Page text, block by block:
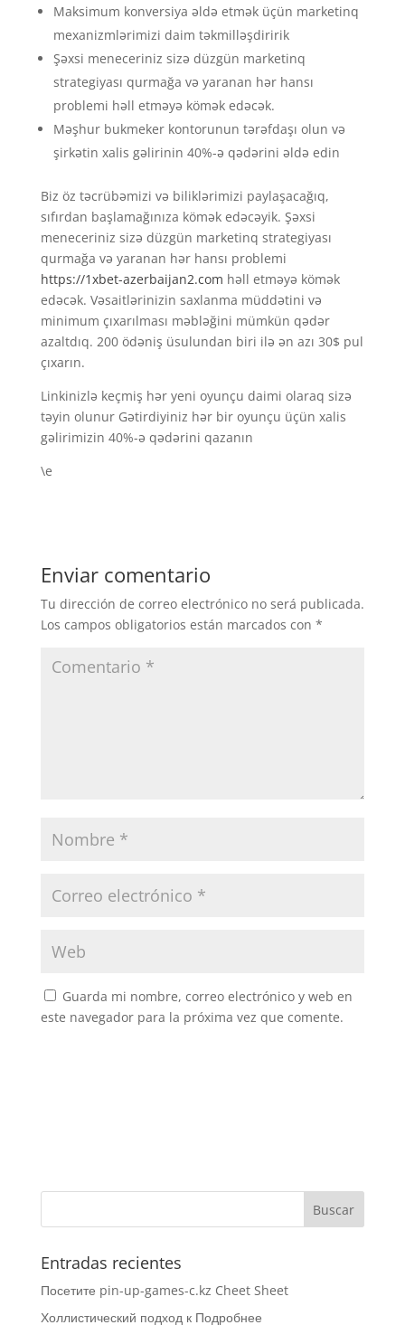
Maksimum konversiya əldə etmək üçün marketinq
mexanizmlərimizi daim təkmilləşdiririk
Şəxsi meneceriniz sizə düzgün marketinq
strategiyası qurmağa və yaranan hər hansı
problemi həll etməyə kömək edəcək.
Məşhur bukmeker kontorunun tərəfdaşı olun və
şirkətin xalis gəlirinin 40%-ə qədərini əldə edin
Biz öz təcrübəmizi və biliklərimizi paylaşacağıq,
sıfırdan başlamağınıza kömək edəcəyik. Şəxsi
meneceriniz sizə düzgün marketinq strategiyası
qurmağa və yaranan hər hansı problemi
https://1xbet-azerbaijan2.com həll etməyə kömək
edəcək. Vəsaitlərinizin saxlanma müddətini və
minimum çıxarılması məbləğini mümkün qədər
azaltdıq. 200 ödəniş üsulundan biri ilə ən azı 30$ pul
çıxarın.
Linkinizlə keçmiş hər yeni oyunçu daimi olaraq sizə
təyin olunur Gətirdiyiniz hər bir oyunçu üçün xalis
gəlirimizin 40%-ə qədərini qazanın
\e
Enviar comentario
Tu dirección de correo electrónico no será publicada.
Los campos obligatorios están marcados con *
Guarda mi nombre, correo electrónico y web en
este navegador para la próxima vez que comente.
Entradas recientes
Посетите pin-up-games-c.kz Cheet Sheet
Холлистический подход к Подробнее